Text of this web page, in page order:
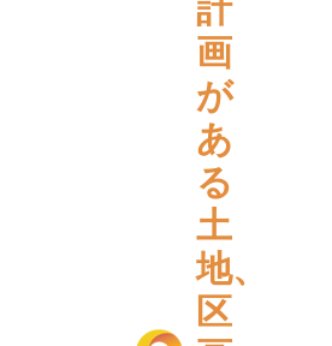
画
が
あ
る
土
地、
区